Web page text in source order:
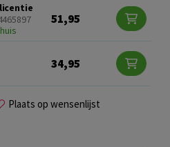
51,95
34,95
Plaats op wensenlijst